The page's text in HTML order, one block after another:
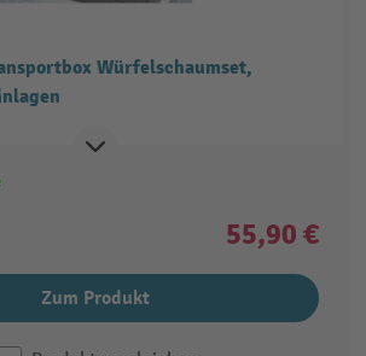
Würfelschaumset,
55,90 €
Zum Produkt